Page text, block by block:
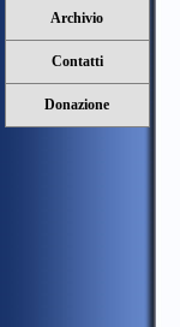
Archivio
Contatti
Donazione